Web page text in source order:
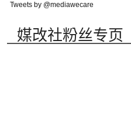
Tweets by @mediawecare
媒改社粉丝专页